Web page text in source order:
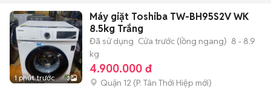
1 phút trước 3
Máy giặt Toshiba TW-BH95S2V WK
8.5kg Trắng
Đã sử dụng Cửa trước (lồng ngang) 8 - 8.9
kg
4.900.000 đ
Quận 12 (P. Tân Thới Hiệp mới)